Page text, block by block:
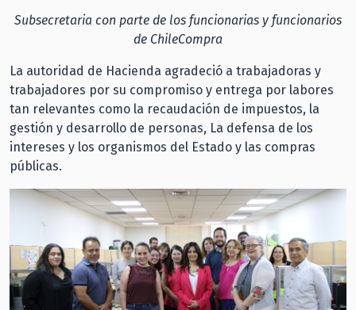
Subsecretaria con parte de los funcionarias y funcionarios
de ChileCompra
La autoridad de Hacienda agradeció a trabajadoras y
trabajadores por su compromiso y entrega por labores
tan relevantes como la recaudación de impuestos, la
gestión y desarrollo de personas, La defensa de los
intereses y los organismos del Estado y las compras
públicas.